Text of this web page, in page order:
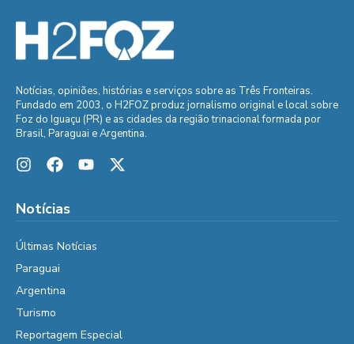
Notícias, opiniões, histórias e serviços sobre as Três Fronteiras.
Fundado em 2003, o H2FOZ produz jornalismo original e local sobre
Foz do Iguaçu (PR) e as cidades da região trinacional formada por
Brasil, Paraguai e Argentina.
Notícias
Últimas Notícias
Paraguai
Argentina
Turismo
Reportagem Especial